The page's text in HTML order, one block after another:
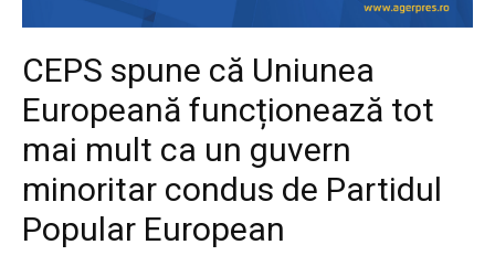
CEPS spune că Uniunea
Europeană funcționează tot
mai mult ca un guvern
minoritar condus de Partidul
Popular European